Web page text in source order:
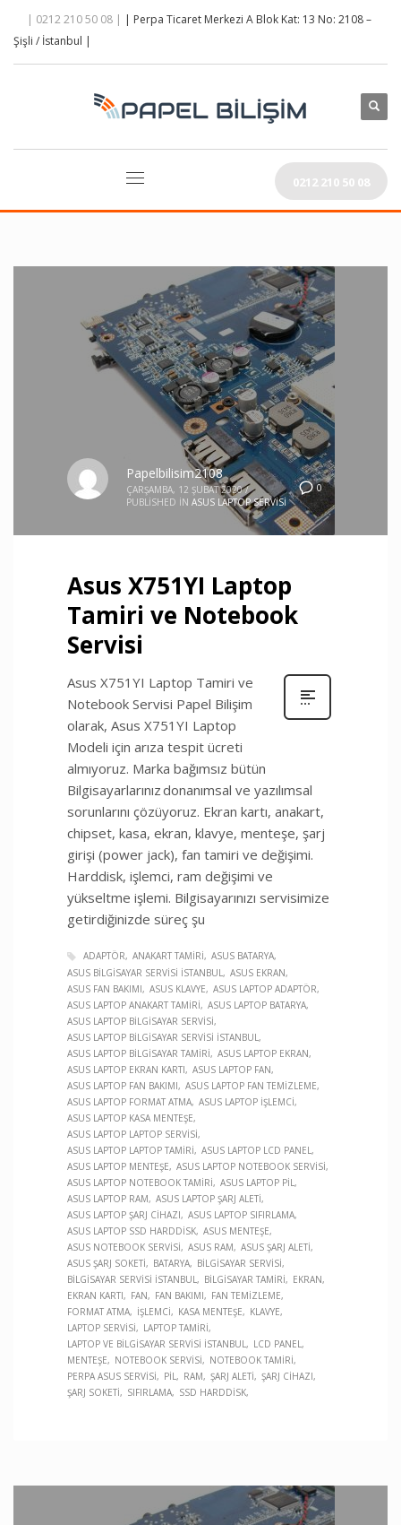
| 0212 210 50 08 | | Perpa Ticaret Merkezi A Blok Kat: 13 No: 2108 –
Şişli / İstanbul |
0212 210 50 08
0
Papelbilisim2108
ÇARŞAMBA, 12 ŞUBAT 2020 /
PUBLISHED IN ASUS LAPTOP SERVISI
Asus X751YI Laptop
Tamiri ve Notebook
Servisi
Asus X751YI Laptop Tamiri ve
Notebook Servisi Papel Bilişim
olarak, Asus X751YI Laptop
Modeli için arıza tespit ücreti
almıyoruz. Marka bağımsız bütün
Bilgisayarlarınız donanımsal ve yazılımsal
sorunlarını çözüyoruz. Ekran kartı, anakart,
chipset, kasa, ekran, klavye, menteşe, şarj
girişi (power jack), fan tamiri ve değişimi.
Harddisk, işlemci, ram değişimi ve
yükseltme işlemi. Bilgisayarınızı servisimize
getirdiğinizde süreç şu
ADAPTÖR ANAKART TAMIRI
ASUS BATARYA
ASUS BILGISAYAR SERVISI İSTANBUL ASUS EKRAN
ASUS FAN BAKIMI
ASUS KLAVYE
ASUS LAPTOP ADAPTÖR
ASUS LAPTOP ANAKART TAMIRI
ASUS LAPTOP BATARYA
ASUS LAPTOP BILGISAYAR SERVISI
ASUS LAPTOP BILGISAYAR SERVISI İSTANBUL
ASUS LAPTOP BILGISAYAR TAMIRI
ASUS LAPTOP EKRAN
ASUS LAPTOP EKRAN KARTI
ASUS LAPTOP FAN
ASUS LAPTOP FAN BAKIMI
ASUS LAPTOP FAN TEMIZLEME
ASUS LAPTOP FORMAT ATMA ASUS LAPTOP İŞLEMCI
ASUS LAPTOP KASA MENTEŞE
ASUS LAPTOP LAPTOP SERVISI
ASUS LAPTOP LAPTOP TAMIRI
ASUS LAPTOP LCD PANEL
ASUS LAPTOP MENTEŞE
ASUS LAPTOP NOTEBOOK SERVISI
ASUS LAPTOP NOTEBOOK TAMIRI
ASUS LAPTOP PIL
ASUS LAPTOP RAM
ASUS LAPTOP ŞARJ ALETI
ASUS LAPTOP ŞARJ CIHAZI
ASUS LAPTOP SIFIRLAMA
ASUS LAPTOP SSD HARDDISK ASUS MENTEŞE
ASUS NOTEBOOK SERVISI
ASUS RAM
ASUS ŞARJ ALETI
ASUS ŞARJ SOKETI
BATARYA
BILGISAYAR SERVISI
BILGISAYAR SERVISI İSTANBUL
BILGISAYAR TAMIRI
EKRAN
EKRAN KARTI
FAN FAN BAKIMI
FAN TEMIZLEME
FORMAT ATMA
İŞLEMCI KASA MENTEŞE
KLAVYE
LAPTOP SERVISI
LAPTOP TAMIRI
LAPTOP VE BILGISAYAR SERVISI İSTANBUL
LCD PANEL
MENTEŞE
NOTEBOOK SERVISI
NOTEBOOK TAMIRI
PERPA ASUS SERVISI
PIL RAM ŞARJ ALETI
ŞARJ CIHAZI
ŞARJ SOKETI
SIFIRLAMA SSD HARDDISK